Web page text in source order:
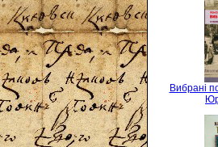
Вибрані